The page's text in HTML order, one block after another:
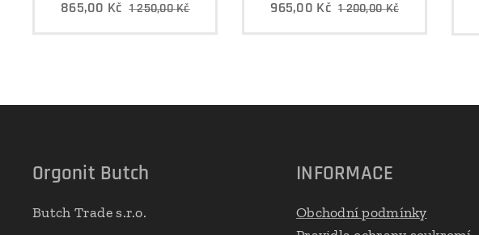
865,00 Kč 1 250,00Kč 965,00 Kč 1 200,00Kč
Orgonit Butch
Butch Trade s.r.o.
INFORMACE
Obchodní podmínky